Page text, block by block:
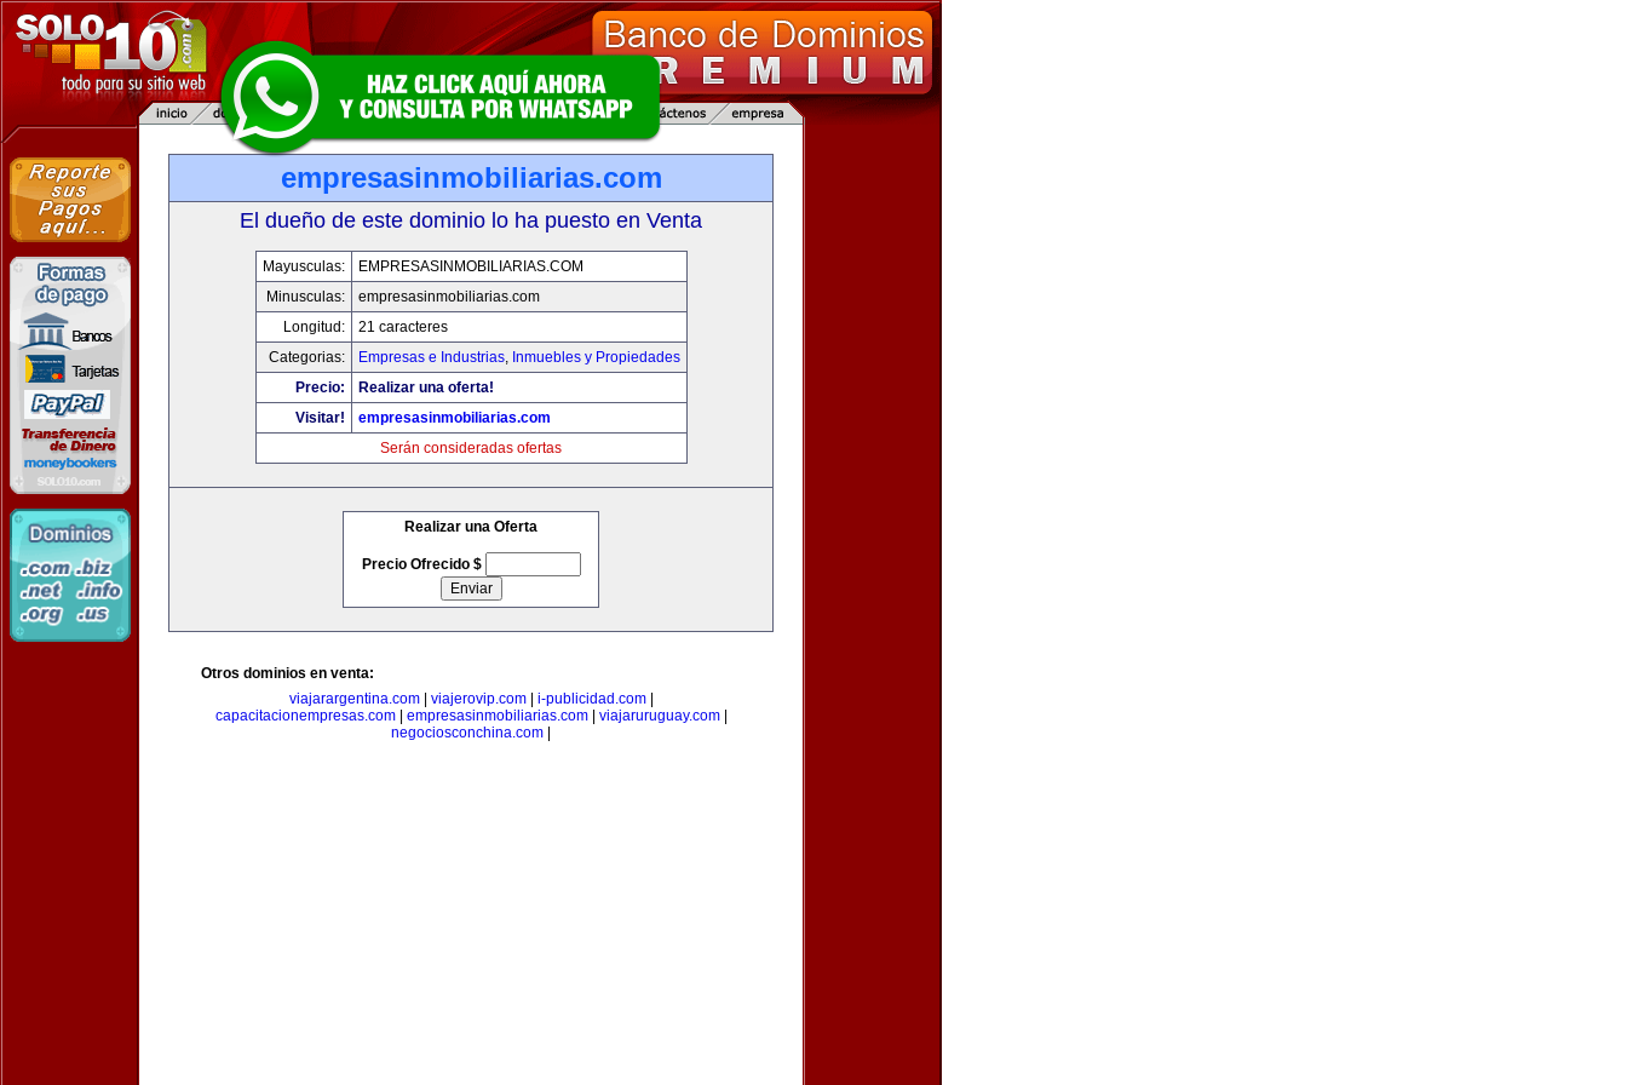
empresasinmobiliarias.com
El dueño de este dominio lo ha puesto en Venta
Mayusculas:
EMPRESASINMOBILIARIAS.COM
Minusculas:
empresasinmobiliarias.com
Longitud:
21 caracteres
Categorias:
Empresas e Industrias, Inmuebles y Propiedades
Precio:
Realizar una oferta!
Visitar!
empresasinmobiliarias.com
Serán consideradas ofertas
Realizar una Oferta
Precio Ofrecido $
Otros dominios en venta:
viajarargentina.com| viajerovip.com| i-publicidad.com|
capacitacionempresas.com| empresasinmobiliarias.com| viajaruruguay.com|
negociosconchina.com